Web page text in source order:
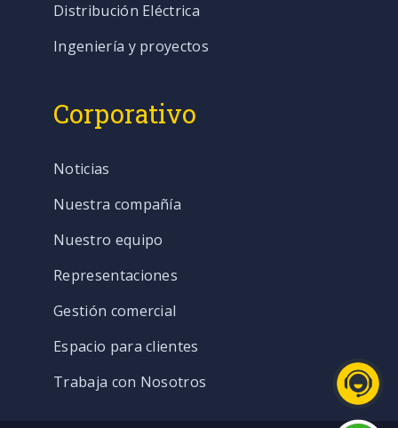
Distribución Eléctrica
Ingeniería y proyectos
Corporativo
Noticias
Nuestra compañía
Nuestro equipo
Representaciones
Gestión comercial
Espacio para clientes
Trabaja con Nosotros